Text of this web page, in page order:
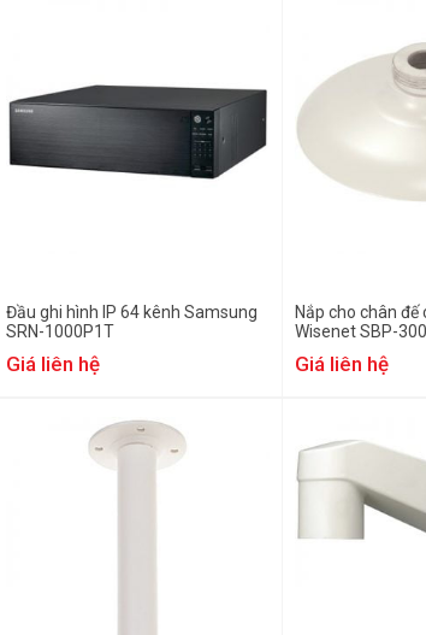
Đầu ghi hình IP 64 kênh Samsung
SRN-1000P1T
Giá liên hệ
Nắp cho chân
Wisenet SBP-
Giá liên hệ